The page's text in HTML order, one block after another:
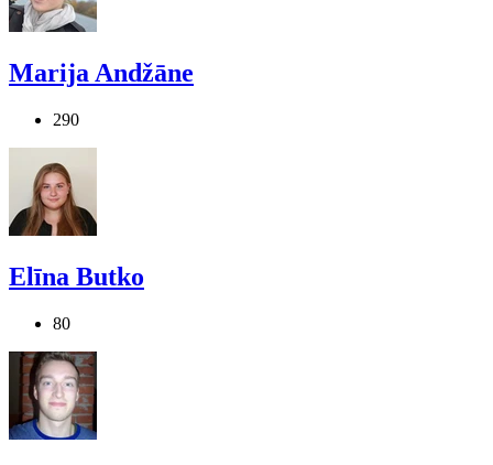
Marija Andžāne
290
Elīna Butko
80